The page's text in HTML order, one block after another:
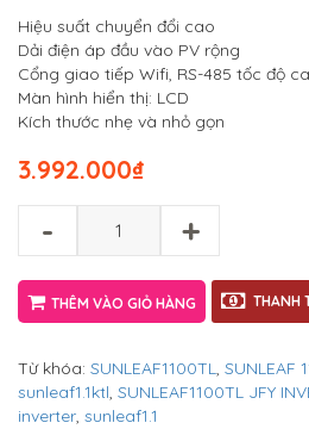
Hiệu suất chuyển đổi cao
Dải điện áp đầu vào PV rộng
Cổng giao tiếp Wifi, RS-485 tốc độ
Màn hình hiển thị: LCD
Kích thước nhẹ và nhỏ gọn
₫
3.992.000
- +
THÊM VÀO GIỎ HÀNG THANH
Từ khóa: SUNLEAF1100TL, SUNLEAF
sunleaf1.1ktl, SUNLEAF1100TL JFY
inverter, sunleaf1.1